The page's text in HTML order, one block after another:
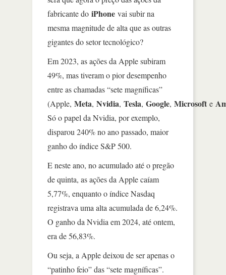
fabricante do iPhone vai subir na
mesma magnitude de alta que as outras
gigantes do setor tecnológico?
Em 2023, as ações da Apple subiram
49%, mas tiveram o pior desempenho
entre as chamadas “sete magníficas”
(Apple, Meta, Nvidia, Tesla, Google, Microsoft e
Só o papel da Nvidia, por exemplo,
disparou 240% no ano passado, maior
ganho do índice S&P 500.
E neste ano, no acumulado até o pregão
de quinta, as ações da Apple caíam
5,77%, enquanto o índice Nasdaq
registrava uma alta acumulada de 6,24%.
O ganho da Nvidia em 2024, até ontem,
era de 56,83%.
Ou seja, a Apple deixou de ser apenas o
“patinho feio” das “sete magníficas”.